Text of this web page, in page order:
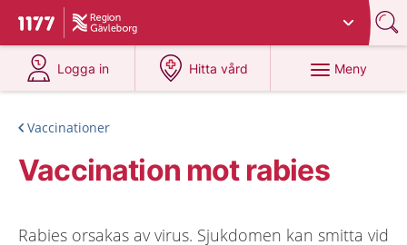
Till startsidan för 1177
Du har valt region
Logga in
på 1177.se
Hitta vård
på 1177.se
Meny
Vaccinationer
Vaccination mot rabies
Rabies orsakas av virus. Sjukdomen kan smitta vid